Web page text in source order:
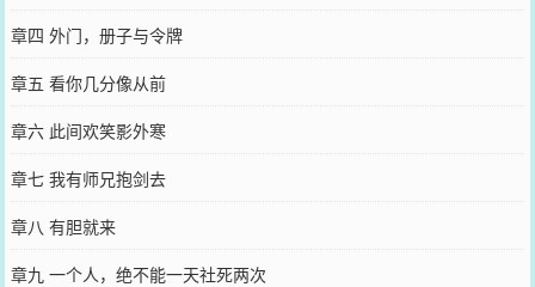
章四 外门，册子与令牌
章五 看你几分像从前
章六 此间欢笑影外寒
章七 我有师兄抱剑去
章八 有胆就来
章九 一个人，绝不能一天社死两次